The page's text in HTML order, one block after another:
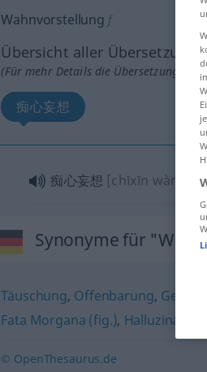
Wahnvorstellung f
Übersicht aller
(Für mehr Details die Übersetzung
痴心妄想
痴心妄想 [chīxīn
Synonyme für
Täuschung, Offenbarung,
Fata Morgana (fig.), Halluzination
© OpenThesaurus.de